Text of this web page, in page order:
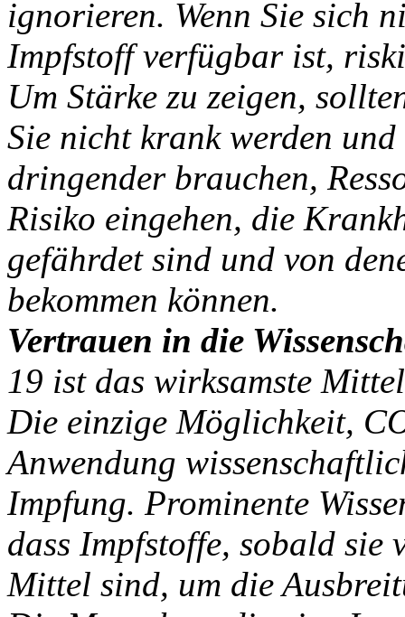
ignorieren. Wenn Sie sich
Impfstoff verfügbar ist,
Um Stärke zu zeigen,
Sie nicht krank werden
dringender brauchen,
Risiko eingehen, die
gefährdet sind und von
bekommen können.
Vertrauen in die
19 ist das wirksamste
Die einzige Möglichkeit,
Anwendung
Impfung. Prominente
dass Impfstoffe, sobald sie
Mittel sind, um die